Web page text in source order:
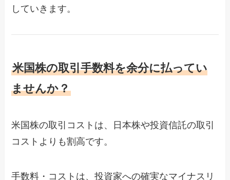
していきます。
米国株の取引手数料を余分に払ってい
ませんか？
米国株の取引コストは、日本株や投資信託の取引
コストよりも割高です。
手数料・コストは、投資家への確実なマイナスリ